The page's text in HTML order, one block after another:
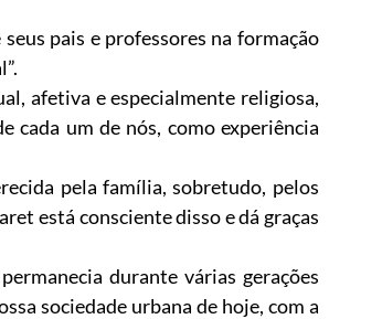
pais e professores na formação
afetiva e especialmente religiosa,
cada um de nós, como experiência
pela família, sobretudo, pelos
está consciente disso e dá graças
durante várias gerações
sociedade urbana de hoje, com a